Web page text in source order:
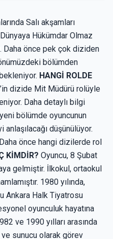
Salı akşamları
Hükümdar Olmaz
Daha önce pek çok diziden
bölümden
HANGİ ROLDE
dizide Mit Müdürü rolüyle
Daha detaylı bilgi
bölümde oyuncunun
anlaşılacağı düşünülüyor.
önce hangi dizilerde rol
KİMDİR? Oyuncu, 8 Şubat
gelmiştir. İlkokul, ortaokul
1980 yılında,
Ankara Halk Tiyatrosu
oyunculuk hayatına
ve 1990 yılları arasında
sunucu olarak görev